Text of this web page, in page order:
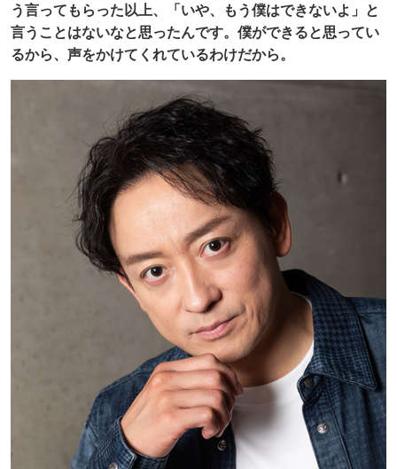
う言ってもらった以上、「いや、もう僕はできないよ」と
言うことはないなと思ったんです。僕ができると思ってい
るから、声をかけてくれているわけだから。